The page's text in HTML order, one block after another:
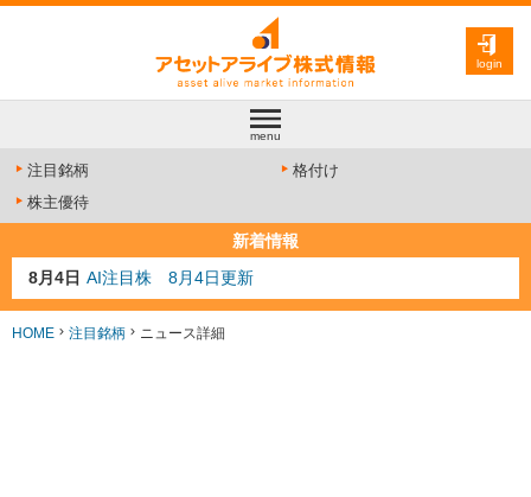
login
menu
注目銘柄
格付け
株主優待
新着情報
8月4日 AI注目株 8月4日更新
8月3日 人気業種注目株 8月3日更新
8月2日 金融注目株 8月2日更新
HOME 注目銘柄 ニュース詳細